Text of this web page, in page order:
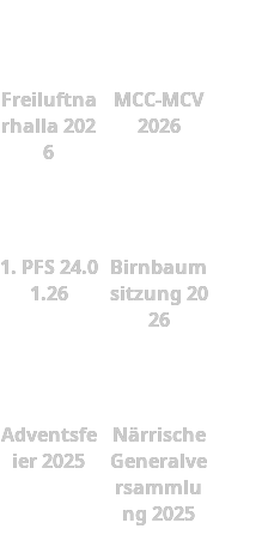
Freiluftna
rhalla 202
6
MCC-MCV
2026
1. PFS 24.0
1.26
Birnbaum
sitzung 20
26
Adventsfe
ier 2025
Närrische
Generalve
rsammlu
ng 2025